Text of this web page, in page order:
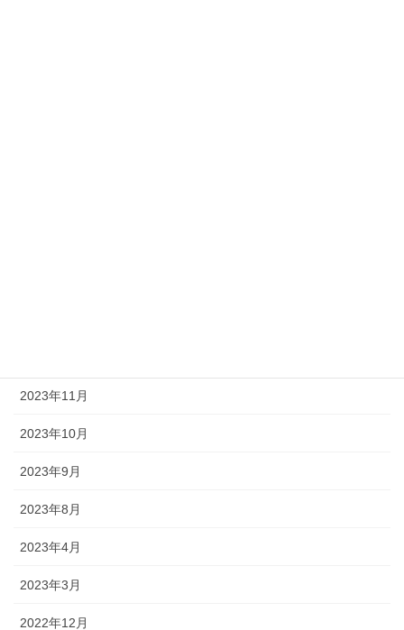
2023年11月
2023年10月
2023年9月
2023年8月
2023年4月
2023年3月
2022年12月